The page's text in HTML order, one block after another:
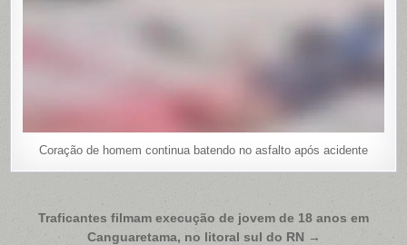
Coração de homem continua batendo no asfalto após acidente
Navegação
Traficantes filmam execução de jovem de 18 anos em
Canguaretama, no litoral sul do RN →